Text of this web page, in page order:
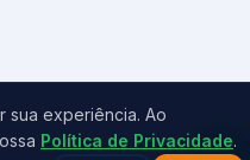
sua experiência. Ao
Política de Privacidade.